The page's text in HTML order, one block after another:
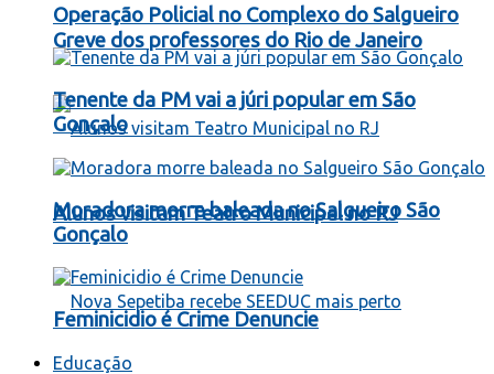
Greve dos professores do Rio de Janeiro
Alunos visitam Teatro Municipal no RJ
Operação Policial no Complexo do Salgueiro
Tenente da PM vai a júri popular em São
Gonçalo
Moradora morre baleada no Salgueiro São
Gonçalo
Feminicidio é Crime Denuncie
Educação